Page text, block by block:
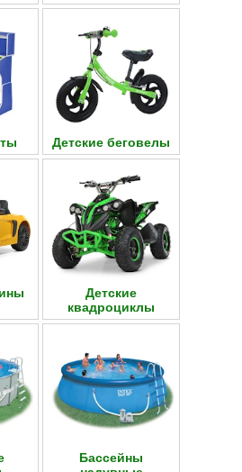
Детские беговелы
Детские
квадроциклы
Бассейны